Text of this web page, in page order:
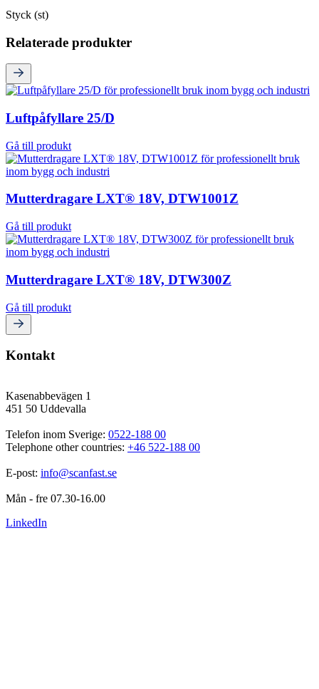
Styck (st)
Relaterade produkter
Luftpåfyllare 25/D
Gå till produkt
Mutterdragare LXT® 18V, DTW1001Z
Gå till produkt
Mutterdragare LXT® 18V, DTW300Z
Gå till produkt
Kontakt
Kasenabbevägen 1
451 50 Uddevalla
Telefon inom Sverige: 0522-188 00
Telephone other countries: +46 522-188 00
E-post: info@scanfast.se
Mån - fre 07.30-16.00
LinkedIn